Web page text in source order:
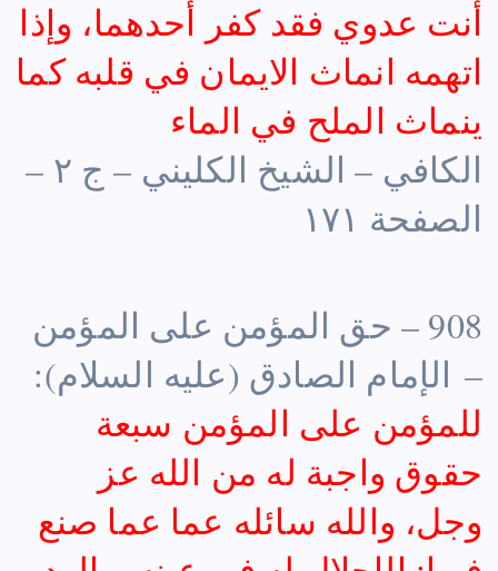
أنت عدوي فقد كفر أحدهما، وإذا
اتهمه انماث الايمان في قلبه كما
ينماث الملح في الماء
الكافي – الشيخ الكليني – ج ٢ –
الصفحة ١٧١
908 – حق المؤمن على المؤمن
– الإمام الصادق (عليه السلام):
للمؤمن على المؤمن سبعة
حقوق واجبة له من الله عز
وجل، والله سائله عما عما صنع